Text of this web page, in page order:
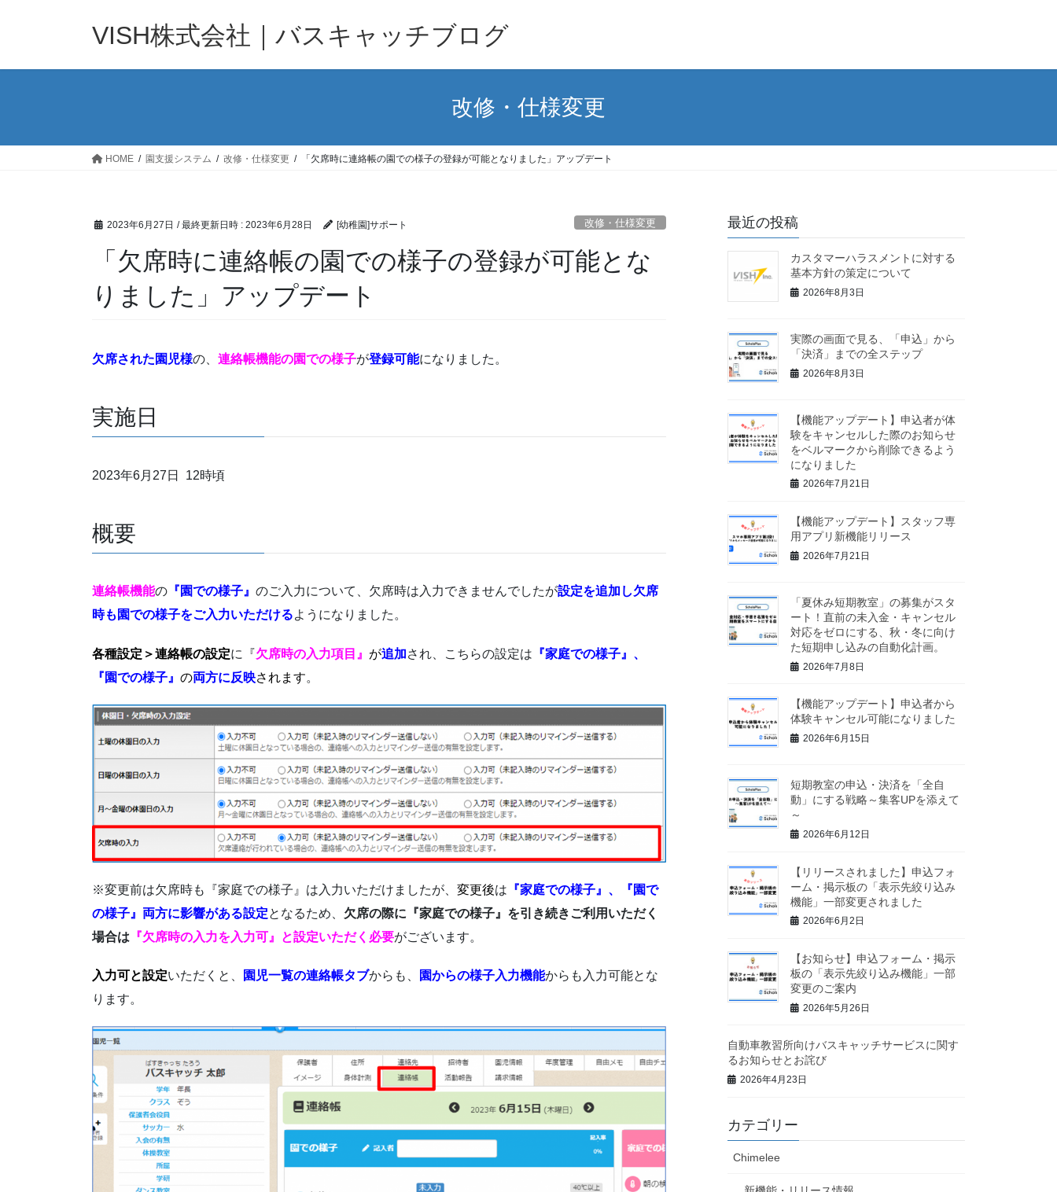
VISH株式会社｜バスキャッチブログ
改修・仕様変更
HOME 園支援システム 改修・仕様変更 「欠席時に連絡帳の園での様子の登録が可能となりました」アップデート
2023年6月27日 / 最終更新日時 : 2023年6月28日 [幼稚園]サポート 改修・仕様変更
「欠席時に連絡帳の園での様子の登録が可能とな
りました」アップデート
欠席された園児様の、 連絡帳機能の園での様子が登録可能になりました。
実施日
2023年6月27日 12時頃
概要
連絡帳機能の 『園での様子』 のご入力について、欠席時は入力できませんでしたが設定を追加し欠席
時も園での様子をご入力いただけるようになりました。
各種設定＞連絡帳の設定に『欠席時の入力項目』 が追加され、こちらの設定は 『家庭での様子』、
『園での様子』 の両方に反映されます。
※変更前は欠席時も『家庭での様子』は入力いただけましたが、 変更後は 『家庭での様子』、『園で
の様子』両方に影響がある設定となるため、 欠席の際に『家庭での様子』を引き続きご利用いただく
場合は 『欠席時の入力を入力可』と設定いただく必要がございます。
入力可と設定いただくと、 園児一覧の連絡帳タブからも、 園からの様子入力機能からも入力可能とな
ります。
最近の投稿
カスタマーハラスメントに対する
基本方針の策定について
2026年8月3日
実際の画面で見る、「申込」から
「決済」までの全ステップ
2026年8月3日
【機能アップデート】申込者が体
験をキャンセルした際のお知らせ
をベルマークから削除できるよう
になりました
2026年7月21日
【機能アップデート】スタッフ専
用アプリ新機能リリース
2026年7月21日
「夏休み短期教室」の募集がスタ
ート！直前の未入金・キャンセル
対応をゼロにする、秋・冬に向け
た短期申し込みの自動化計画。
2026年7月8日
【機能アップデート】申込者から
体験キャンセル可能になりました
2026年6月15日
短期教室の申込・決済を「全自
動」にする戦略～集客UPを添えて
～
2026年6月12日
【リリースされました】申込フォ
ーム・掲示板の「表示先絞り込み
機能」一部変更されました
2026年6月2日
【お知らせ】申込フォーム・掲示
板の「表示先絞り込み機能」一部
変更のご案内
2026年5月26日
自動車教習所向けバスキャッチサービスに関す
るお知らせとお詫び
2026年4月23日
カテゴリー
Chimelee